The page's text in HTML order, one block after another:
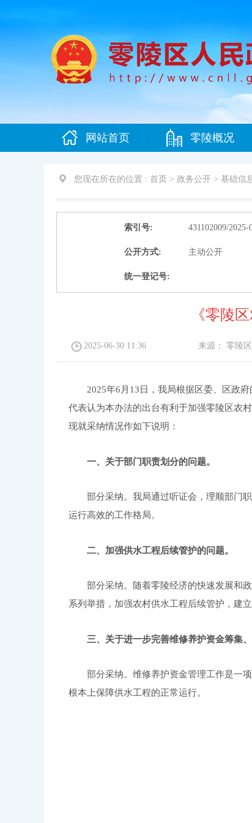
网站首页 零陵概况
您现在所在的位置 : 首页 > 政务公开 > 基础信
索引号: 431102009/2025-
公开方式: 主动公开
统一登记号:
《零陵
2025-06-30 11:36 来源： 零陵
2025年6 月 13 日， 我局根据区委、区政
代表认为本办法的出台有利于加强零陵区农
现就采纳情况作如下说明：
一、关于部门职责划分的问题。
部分采纳。我局通过听证会 ， 理顺部门
运行高效的工作格局。
二、加强供水工程后续管护的问题。
部分采纳。随着零陵经济的快速发展和
系列举措，加强农村供水工程后续管护，建
三、关于进一步完善维修养护资金筹集
部分采纳。 维修养护资金管理工作是一
根本上保障供水工程的正常运行。